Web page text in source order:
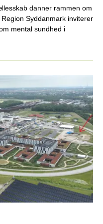
danner rammen om
Syddanmark inviterer
mental sundhed i